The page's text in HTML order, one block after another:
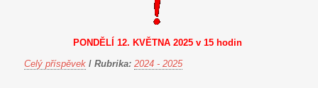
PONDĚLÍ 12. KVĚTNA 2025 v 15 hodin
Celý příspěvek / Rubrika: 2024 - 2025